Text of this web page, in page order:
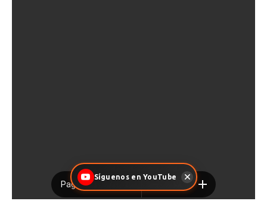
Síguenos en YouTube